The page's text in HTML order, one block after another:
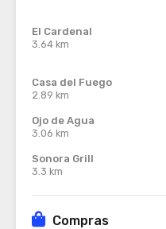
El Cardenal
3.64 km
Casa del Fuego
2.89 km
Ojo de Agua
3.06 km
Sonora Grill
3.3 km
Compras